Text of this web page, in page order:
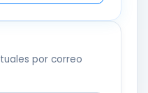
por correo